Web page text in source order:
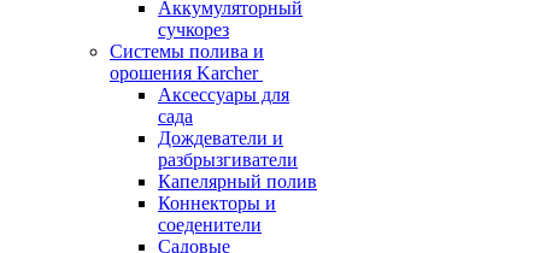
Аккумуляторный
сучкорез
Системы полива и
орошения Karcher
Аксессуары для
сада
Дождеватели и
разбрызгиватели
Капелярный полив
Коннекторы и
соеденители
Садовые